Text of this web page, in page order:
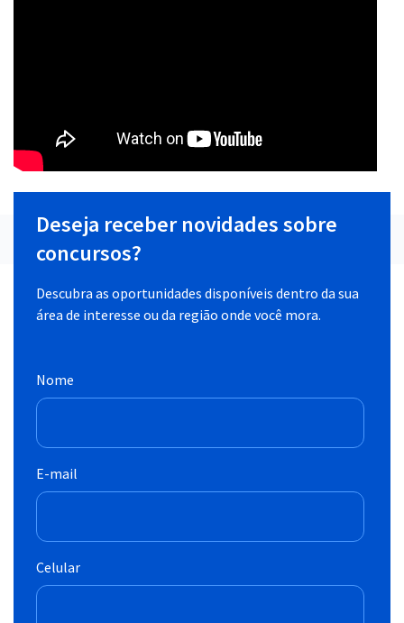
Deseja receber novidades sobre
concursos?
Descubra as oportunidades disponíveis dentro da sua
área de interesse ou da região onde você mora.
Nome
E-mail
Celular